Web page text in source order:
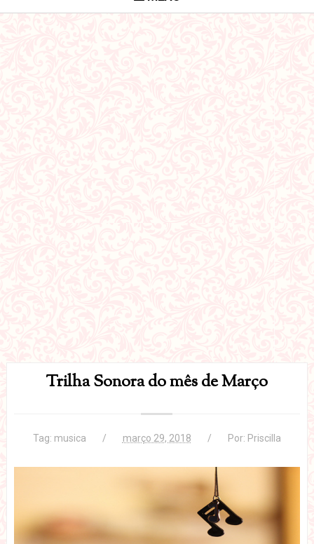
Trilha Sonora do mês de Março
Tag: musica março 29, 2018 Por: Priscilla